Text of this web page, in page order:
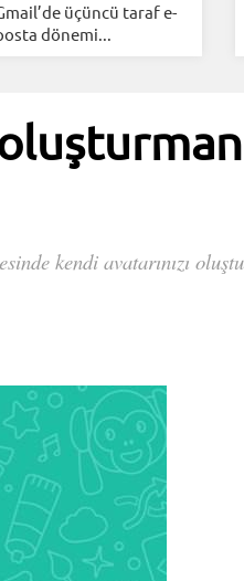
üçüncü taraf e-
dönemi...
kendi avatarınızı